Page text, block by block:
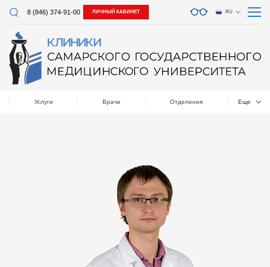
8 (846) 374-91-00 ЛИЧНЫЙ КАБИНЕТ RU
Услуги Врачи Отделения Еще